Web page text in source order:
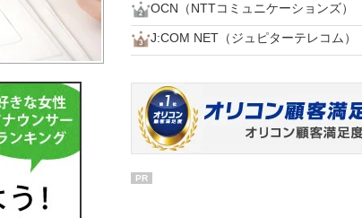
OCN（NTTコミュニケーションズ）
J:COM NET（ジュピターテレコム）
PR